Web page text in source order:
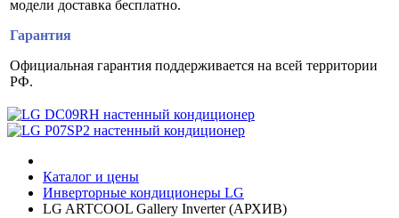
модели доставка бесплатно.
Гарантия
Официальная гарантия поддерживается на всей территории
РФ.
Каталог и цены
Инверторные кондиционеры LG
LG ARTCOOL Gallery Inverter (АРХИВ)